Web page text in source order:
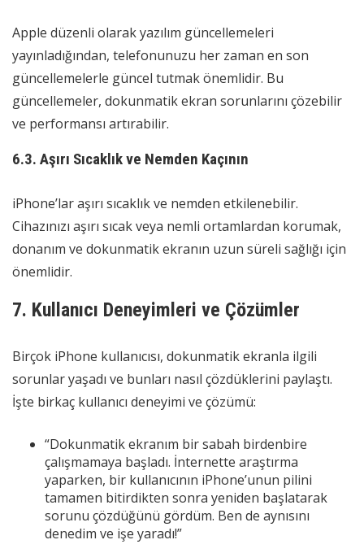
Apple düzenli olarak yazılım güncellemeleri
yayınladığından, telefonunuzu her zaman en son
güncellemelerle güncel tutmak önemlidir. Bu
güncellemeler, dokunmatik ekran sorunlarını çözebilir
ve performansı artırabilir.
6.3. Aşırı Sıcaklık ve Nemden Kaçının
iPhone’lar aşırı sıcaklık ve nemden etkilenebilir.
Cihazınızı aşırı sıcak veya nemli ortamlardan korumak,
donanım ve dokunmatik ekranın uzun süreli sağlığı için
önemlidir.
7. Kullanıcı Deneyimleri ve Çözümler
Birçok iPhone kullanıcısı, dokunmatik ekranla ilgili
sorunlar yaşadı ve bunları nasıl çözdüklerini paylaştı.
İşte birkaç kullanıcı deneyimi ve çözümü:
“Dokunmatik ekranım bir sabah birdenbire
çalışmamaya başladı. İnternette araştırma
yaparken, bir kullanıcının iPhone’unun pilini
tamamen bitirdikten sonra yeniden başlatarak
sorunu çözdüğünü gördüm. Ben de aynısını
denedim ve işe yaradı!”